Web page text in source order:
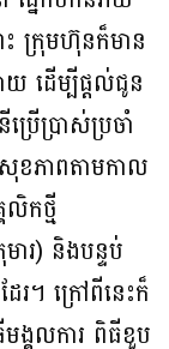
ះ ក្រុមហ៊ុនក៏មាន
យ ដើម្បីផ្តល់ជូន
រើប្រាស់ប្រចាំ
ខភាពតាមកាល
កថ្មី
ារ) និងបន្ទប់
រ។ ក្រៅពីនេះក៏
ង្គលការ ពិធីខួប